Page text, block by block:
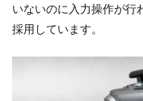
いないのに入力操作が行
採用しています。